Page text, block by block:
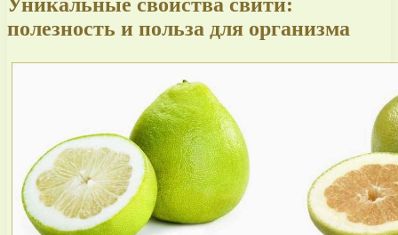
полезность и польза для организма